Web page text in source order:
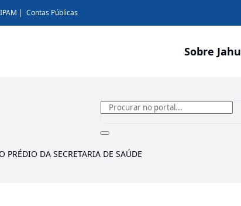
Contas Públicas
Sobre Jahu
DA SECRETARIA DE SAÚDE